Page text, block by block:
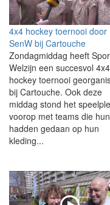
4x4 hockey toernooi door
SenW bij Cartouche
Zondagmiddag heeft
Welzijn een succesvol 4x4
hockey toernooi
bij Cartouche. Ook deze
middag stond het
voorop met teams die
hadden gedaan op hun
kleding...